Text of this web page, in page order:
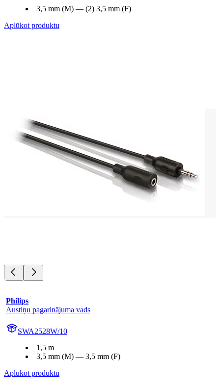
3,5 mm (M) — (2) 3,5 mm (F)
Aplūkot produktu
Philips
Austiņu pagarinājuma vads
SWA2528W/10
1,5 m
3,5 mm (M) — 3,5 mm (F)
Aplūkot produktu